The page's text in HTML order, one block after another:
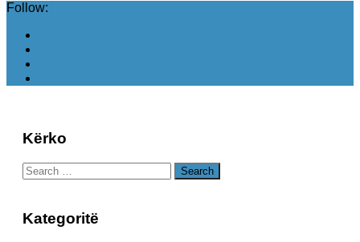
Follow:
Kërko
Search
for:
Kategoritë